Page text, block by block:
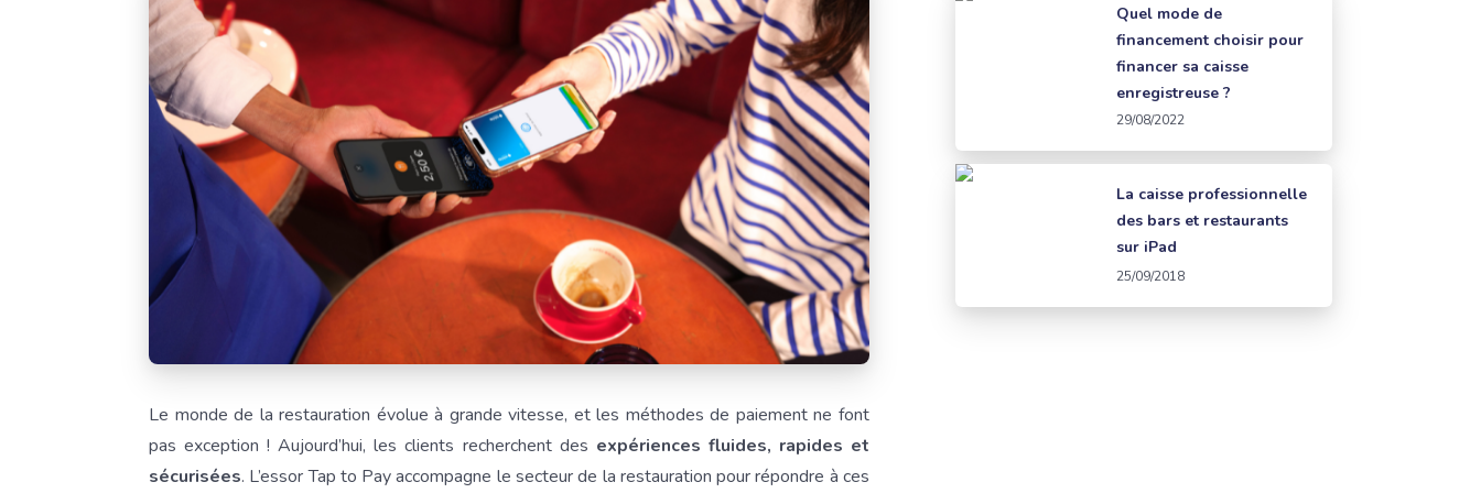
Le monde de la restauration évolue à grande vitesse, et les méthodes de paiement ne font
pas exception ! Aujourd’hui, les clients recherchent des expériences fluides, rapides et
sécurisées. L’essor Tap to Pay accompagne le secteur de la restauration pour répondre à ces
Quel mode de
financement choisir pour
financer sa caisse
enregistreuse ?
29/08/2022
La caisse professionnelle
des bars et restaurants
sur iPad
25/09/2018